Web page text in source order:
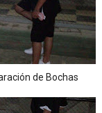
de Bochas